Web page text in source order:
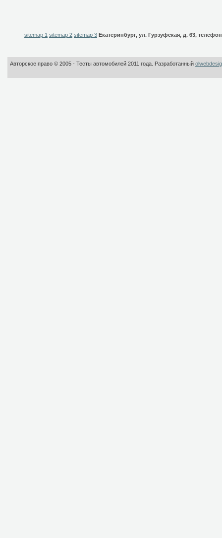
sitemap 1 sitemap 2 sitemap 3 Екатеринбург, ул. Гурзуфская, д. 63,
Авторское право © 2005 - Тесты автомобилей 2011 года. Разработанный